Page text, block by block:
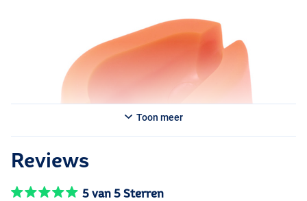
Toon meer
Reviews
5 van 5 Sterren